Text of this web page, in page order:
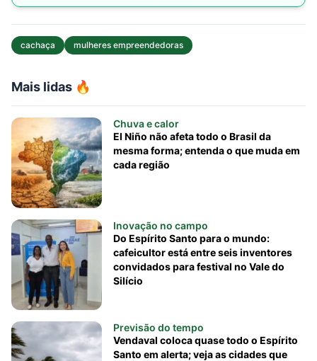
Mais lidas 🔥
Chuva e calor
El Niño não afeta todo o Brasil da
mesma forma; entenda o que muda em
cada região
Inovação no campo
Do Espírito Santo para o mundo:
cafeicultor está entre seis inventores
convidados para festival no Vale do
Silício
Previsão do tempo
Vendaval coloca quase todo o Espírito
Santo em alerta; veja as cidades que
cachaça mulheres empreendedoras